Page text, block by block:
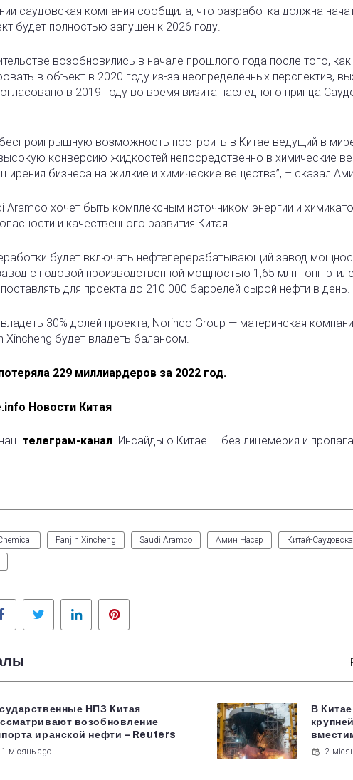
саудовская компания сообщила, что разработка должна
будет полностью запущен к 2026 году.
возобновились в начале прошлого года после того,
в объект в 2020 году из-за неопределенных перспектив,
в 2019 году во время визита наследного принца
возможность построить в Китае ведущий в
конверсию жидкостей непосредственно в химические
бизнеса на жидкие и химические вещества”, – сказал
Aramco хочет быть комплексным источником энергии и
и качественного развития Китая.
будет включать нефтеперерабатывающий завод
с годовой производственной мощностью 1,65 млн тонн
для проекта до 210 000 баррелей сырой нефти в день.
30% долей проекта, Norinco Group — материнская
Xincheng будет владеть балансом.
229 миллиардеров за 2022 год.
Новости Китая
телеграм-канал. Инсайды о Китае — без лицемерия и
Panjin Xincheng Saudi Aramco Амин Насер Китай-
Facebook Twitter LinkedIn
НПЗ Китая
возобновление
иранской нефти – Reuters
1 місяць ago
В
2